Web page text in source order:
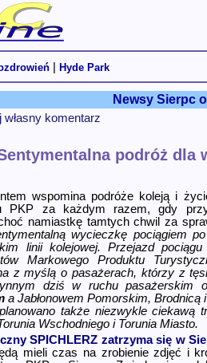
Hyde Park
Newsy Sierpc
własny komentarz
podróż dla
wspomina podróże koleją i
PKP za każdym razem, gdy
namiastkę tamtych chwil za
wycieczkę pociągiem
linii kolejowej. Przejazd
Markowego Produktu
z myślą o pasażerach, którzy z
dziś w ruchu pasażerskim
a Jabłonowem Pomorskim, Brodnicą
także niezwykle ciekawą
Wschodniego i Torunia Miasto.
SPICHLERZ zatrzyma się w
mieli czas na zrobienie zdjęć i